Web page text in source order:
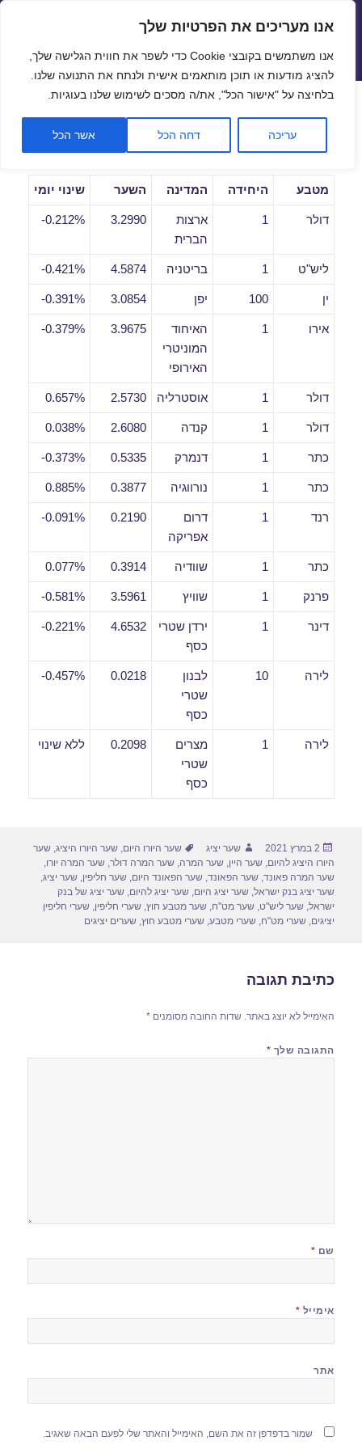
פתח
אנו מעריכים את הפרטיות שלך
אנו משתמשים בקובצי Cookie כדי לשפר את חווית הגלישה שלך,
להציג מודעות או תוכן מותאמים אישית ולנתח את התנועה שלנו.
בלחיצה על "אישור הכל", את/ה מסכים לשימוש שלנו בעוגיות.
עריכה דחה הכל אשר הכל
שערי חליפין יציגים – שער יציג
תפריטים
ווידג'טים
שערי חליפין יומיים לתאריך
02/03/2021
מטבע היחידה המדינה השער שינוי יומי
דולר 1
ארצות
הברית
3.2990
0.212%-
ליש"ט 1 בריטניה 4.5874
0.421%-
ין 100 יפן 3.0854
0.391%-
אירו 1
האיחוד
המוניטרי
האירופי
3.9675
0.379%-
דולר 1 אוסטרליה 2.5730
0.657%
דולר 1 קנדה 2.6080
0.038%
כתר 1 דנמרק 0.5335
0.373%-
כתר 1 נורווגיה 0.3877
0.885%
רנד 1
דרום
אפריקה
0.2190
0.091%-
כתר 1 שוודיה 0.3914
0.077%
פרנק 1 שוויץ 3.5961
0.581%-
דינר 1
ירדן שטרי
כסף
4.6532
0.221%-
לירה 10
לבנון
שטרי
כסף
0.0218
0.457%-
לירה 1
מצרים
שטרי
כסף
0.2098 ללא שינוי
פורסם
בתאריך
2 במרץ 2021 מחבר
שער יציג תגיות
שער היורו היום,שער היורו היציג,שער
היורו היציג להיום,שער היין,שער המרה,שער המרה דולר,שער המרה יורו,
שער המרה פאונד,שער הפאונד,שער הפאונד היום,שער חליפין,שער יציג,
שער יציג בנק ישראל,שער יציג היום,שער יציג להיום,שער יציג של בנק
ישראל,שער ליש"ט,שער מט"ח,שער מטבע חוץ,שערי חליפין,שערי חליפין
יציגים,שערי מט"ח,שערי מטבע,שערי מטבע חוץ,שערים יציגים
כתיבת תגובה
האימייל לא יוצג באתר. שדות החובה מסומנים*
התגובה שלך *
שם *
אימייל *
אתר
שמור בדפדפן זה את השם, האימייל והאתר שלי לפעם הבאה שאגיב.